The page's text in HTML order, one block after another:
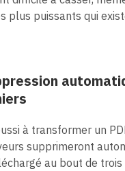
plus puissants qui
à transformer un
supprimeront
au bout de trois